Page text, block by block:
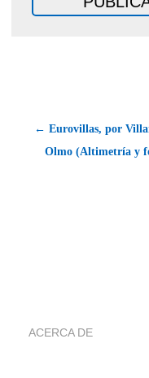
← Eurovillas, por
Olmo (Altimetría y
ACERCA DE